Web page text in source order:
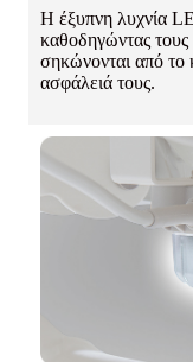
Η έξυπνη λυχνία
καθοδηγώντας
σηκώνονται από το
ασφάλειά τους.